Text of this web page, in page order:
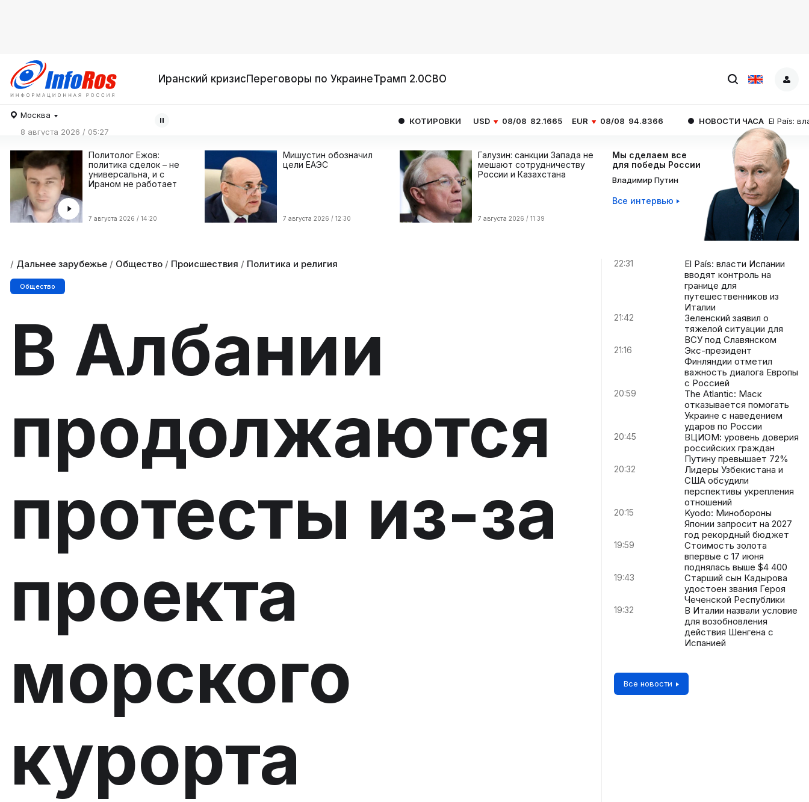
Иранский кризисПереговоры по УкраинеТрамп 2.0СВО
Москва
8 августа 2026 / 05:27
КОТИРОВКИ USD 08/08 82.1665 EUR 08/08 94.8366 НОВОСТИ ЧАСА El País: власти
Политолог Ежов:
политика сделок – не
универсальна, и с
Ираном не работает
7 августа 2026 / 14:20
Мишустин обозначил
цели ЕАЭС
7 августа 2026 / 12:30
Галузин: санкции Запада не
мешают сотрудничеству
России и Казахстана
7 августа 2026 / 11:39
Мы сделаем все
для победы России
Владимир Путин
Все интервью
/ Дальнее зарубежье / Общество / Происшествия / Политика и религия
Общество
В Албании
продолжаются
протесты из-за
проекта
морского
курорта
22:31
El País: власти Испании
вводят контроль на
границе для
путешественников из
Италии
21:42
Зеленский заявил о
тяжелой ситуации для
ВСУ под Славянском
21:16
Экс-президент
Финляндии отметил
важность диалога Европы
с Россией
20:59
The Atlantic: Маск
отказывается помогать
Украине с наведением
ударов по России
20:45
ВЦИОМ: уровень доверия
российских граждан
Путину превышает 72%
20:32
Лидеры Узбекистана и
США обсудили
перспективы укрепления
отношений
20:15
Kyodo: Минобороны
Японии запросит на 2027
год рекордный бюджет
19:59
Стоимость золота
впервые с 17 июня
поднялась выше $4 400
19:43
Старший сын Кадырова
удостоен звания Героя
Чеченской Республики
19:32
В Италии назвали условие
для возобновления
действия Шенгена с
Испанией
Все новости